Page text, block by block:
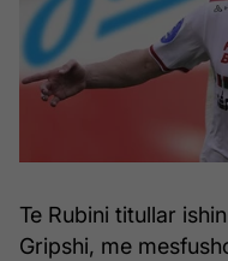
Te Rubini titullar
Gripshi, me